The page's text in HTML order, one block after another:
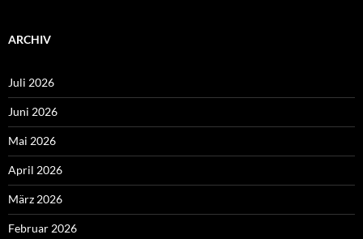
ARCHIV
Juli 2026
Juni 2026
Mai 2026
April 2026
März 2026
Februar 2026